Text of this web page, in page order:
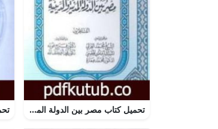
تحميل كتاب مصر بين الدولة المدنية والدينية – مناظرة رقم 1 PDF تأليف محمد عمارة مجانا [كامل]